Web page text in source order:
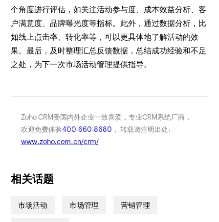
个角度进行评估，如关注活动参与度、成本效益分析、客
户满意度、品牌曝光度等指标。此外，通过数据分析，比
如线上点击率、转化率等，可以更具体地了解活动的效
果。最后，及时整理汇总反馈数据，总结成功经验和不足
之处，为下一次市场活动管理提供指导。
Zoho CRM受国内外企业一致喜爱，专业CRM系统厂商，
欢迎免费体验400-660-8680 ， 转载请注明出处:
www.zoho.com.cn/crm/
相关话题
市场活动 市场管理 营销管理